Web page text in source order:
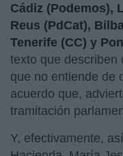
Cádiz (Podemos),
Reus (PdCat),
Tenerife (CC) y
texto que describen
que no entiende de
acuerdo que,
tramitación
Y, efectivamente,